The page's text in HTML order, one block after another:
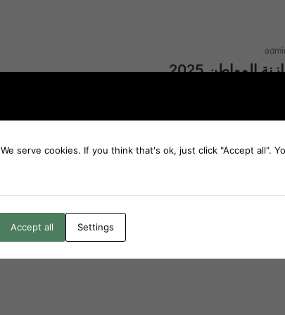
المواطن 2025
We serve cookies. If you think that's ok, just click "Accept all".
Settings
Accept all